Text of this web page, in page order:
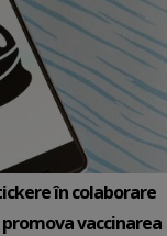
în colaborare
vaccinarea